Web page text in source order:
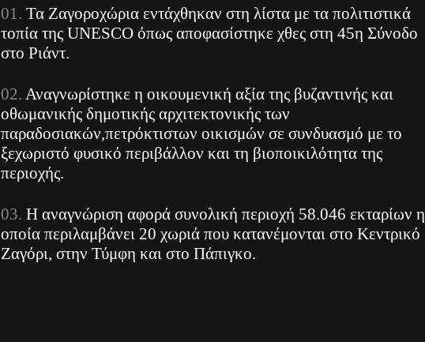
Τα Ζαγοροχώρια εντάχθηκαν στη λίστα με τα πολιτιστικά
τοπία της UNESCO όπως αποφασίστηκε χθες στη 45η Σύνοδο
στο Ριάντ.
Αναγνωρίστηκε η οικουμενική αξία της βυζαντινής και
οθωμανικής δημοτικής αρχιτεκτονικής των
παραδοσιακών,πετρόκτιστων οικισμών σε συνδυασμό με το
ξεχωριστό φυσικό περιβάλλον και τη βιοποικιλότητα της
περιοχής.
Η αναγνώριση αφορά συνολική περιοχή 58.046 εκταρίων η
οποία περιλαμβάνει 20 χωριά που κατανέμονται στο Κεντρικό
Ζαγόρι, στην Τύμφη και στο Πάπιγκο.